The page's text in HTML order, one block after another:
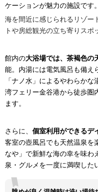
ケーションが魅力の施設です。
海を間近に感じられるリゾー
トや房総観光の立ち寄りスポ
館内の大浴場では、茶褐色の
能。内湯には電気風呂も備え
「ナノ水」によるやわらか
湾フェリー金谷港から徒歩圏
ます。
さらに、 個室利用ができるデ
客室の壺風呂でも天然温泉を
なや」で新鮮な海の幸を味わ
泉・グルメを一度に満喫した